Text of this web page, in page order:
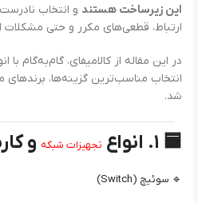
این زیرساخت هستند و انتخاب
ارتباط، قطعی‌های مکرر و حتی مشکلات
در این مقاله از کالامیفای، گام‌به‌گام با
انتخاب مناسب‌ترین گزینه‌ها، برندهای
شد.
🟦 ۱. انواع تجهیزات شبکه و
🔹 سوئیچ (Switch)